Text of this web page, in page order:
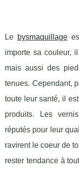
Le bysmaquillage
importe sa couleur,
mais aussi des
tenues. Cependant,
toute leur santé, il
produits. Les
réputés pour leur
ravirent le coeur de
rester tendance à